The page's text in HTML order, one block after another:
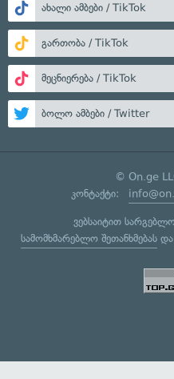
ახალი ამბები / TikTok
გართობა / TikTok
მეცნიერება / TikTok
ბოლო ამბები / Twitter
© On.ge
კონტაქტი:
ვებსაიტით
სამომხმარებლო შეთანხმებასდა